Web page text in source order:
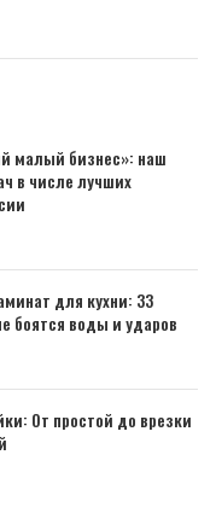
малый бизнес»: наш
в числе лучших
для кухни: 33
боятся воды и ударов
От простой до врезки